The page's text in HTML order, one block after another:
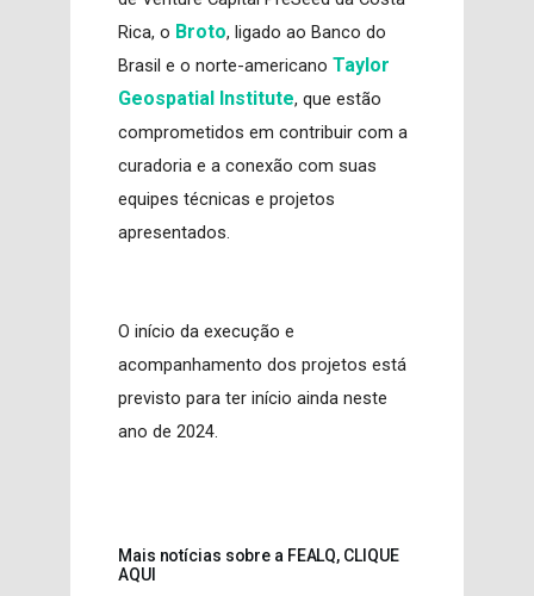
Rica, o Broto, ligado ao Banco do
Brasil e o norte-americano Taylor
Geospatial Institute, que estão
comprometidos em contribuir com a
curadoria e a conexão com suas
equipes técnicas e projetos
apresentados.
O início da execução e
acompanhamento dos projetos está
previsto para ter início ainda neste
ano de 2024.
Mais notícias sobre a FEALQ, CLIQUE
AQUI